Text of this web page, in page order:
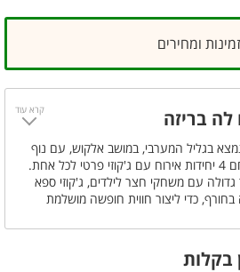
זמינות ומחירים
בריזה
בגליל המערבי, במושב אלקוש, עם נוף
מדהים לעבר הרי מירון. במתחם 4 יחידות אירוח עם ג'קוזי פרטי לכל אחת.
גדולה עם משחקי חצר לילדים, ג'קוזי ספא
כדי ליצור חווית חופשה מושלמת
קרא עוד
בקלות